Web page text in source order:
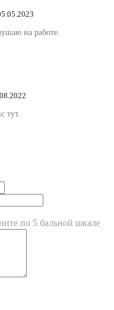
на работе.
тут.
по 5 бальной шкале